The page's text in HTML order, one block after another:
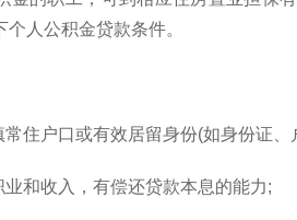
人公积金贷款条件。
常住户口或有效居留身份(如身份证
业和收入，有偿还贷款本息的能力;